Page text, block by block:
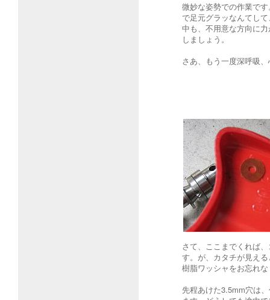
微妙な姿勢での作業で
で足元グラッなんてし
中も、不用意な方向に
しましょう。
さあ、もう一度深呼吸
さて、ここまでくれば
す。が、カタチが見え
樹脂ワッシャをお忘れ
先程あけた3.5mm穴は